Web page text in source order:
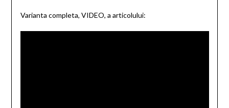
Varianta completa, VIDEO, a articolului: